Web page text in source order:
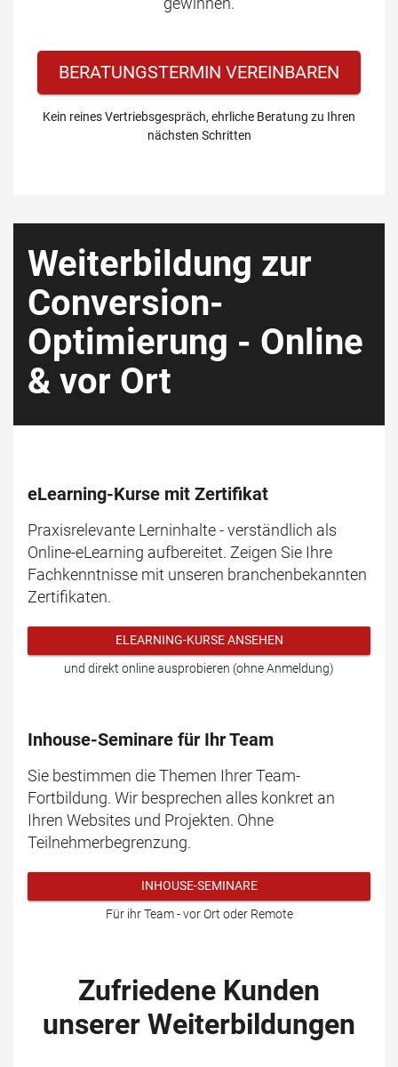
BERATUNGSTERMIN VEREINBAREN
Kein reines Vertriebsgespräch, ehrliche Beratung zu Ihren
nächsten Schritten
Weiterbildung zur
Conversion-
Optimierung - Online
& vor Ort
eLearning-Kurse mit Zertifikat
Praxisrelevante Lerninhalte - verständlich als
Online-eLearning aufbereitet. Zeigen Sie Ihre
Fachkenntnisse mit unseren branchenbekannten
Zertifikaten.
ELEARNING-KURSE ANSEHEN
und direkt online ausprobieren (ohne Anmeldung)
Inhouse-Seminare für Ihr Team
Sie bestimmen die Themen Ihrer Team-
Fortbildung. Wir besprechen alles konkret an
Ihren Websites und Projekten. Ohne
Teilnehmerbegrenzung.
INHOUSE-SEMINARE
Für ihr Team - vor Ort oder Remote
Zufriedene Kunden
unserer Weiterbildungen